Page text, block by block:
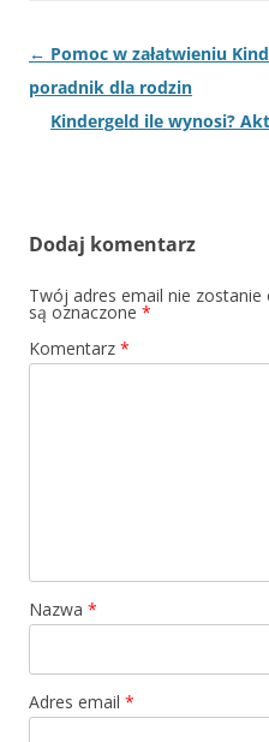
Nawigacja
wpisu
← Pomoc w załatwieniu
poradnik dla rodzin
Kindergeld ile wynosi?
Dodaj komentarz
Twój adres email nie zostanie
są oznaczone *
Komentarz *
Nazwa *
Adres email *